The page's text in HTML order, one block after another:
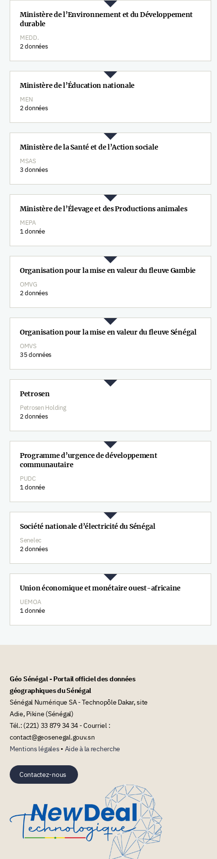
Ministère de l’Environnement et du Développement
durable
MEDD.
2 données
Ministère de l’Éducation nationale
MEN
2 données
Ministère de la Santé et de l’Action sociale
MSAS
3 données
Ministère de l’Élevage et des Productions animales
MEPA
1 donnée
Organisation pour la mise en valeur du fleuve Gambie
OMVG
2 données
Organisation pour la mise en valeur du fleuve Sénégal
OMVS
35 données
Petrosen
Petrosen Holding
2 données
Programme d’urgence de développement
communautaire
PUDC
1 donnée
Société nationale d’électricité du Sénégal
Senelec
2 données
Union économique et monétaire ouest-africaine
UEMOA
1 donnée
Géo Sénégal - Portail officiel des données
géographiques du Sénégal
Sénégal Numérique SA - Technopôle Dakar, site
Adie, Pikine (Sénégal)
Tél.: (221) 33 879 34 34 - Courriel :
contact@geosenegal.gouv.sn
Mentions légales • Aide à la recherche
Contactez-nous